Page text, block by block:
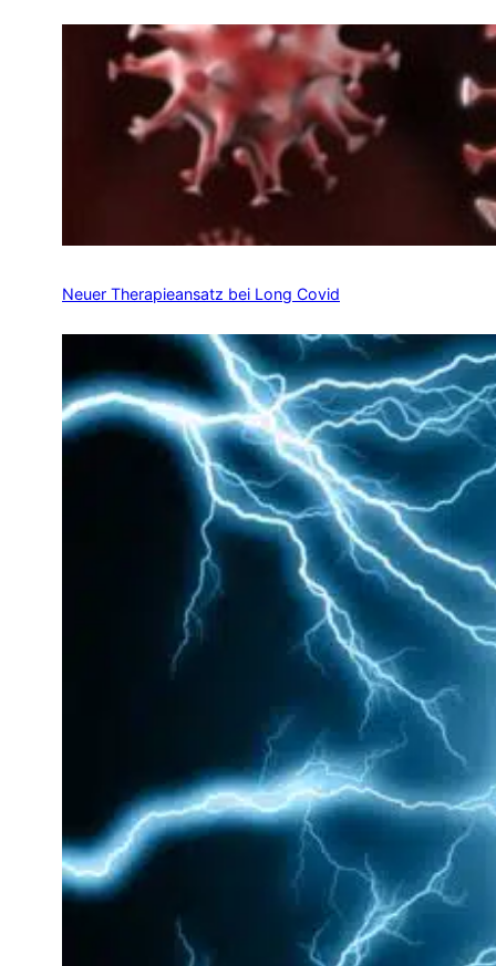
Neuer Therapieansatz bei Long Covid